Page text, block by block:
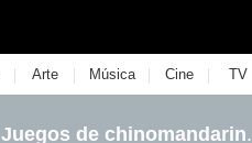
| Arte | Música | Cine | TV
Juegos de chinomandarin.